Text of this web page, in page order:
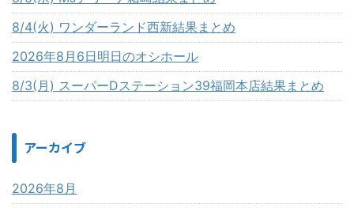
8/4(火) ワンダーランド西新結果まとめ
2026年8月6日明日のオシホール
8/3(月) スーパーDステーション39福岡本店結果まとめ
アーカイブ
2026年8月